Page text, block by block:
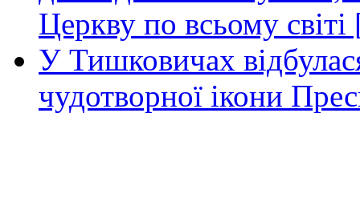
Церкву по всьому
У Тишковичах
чудотворної ікони